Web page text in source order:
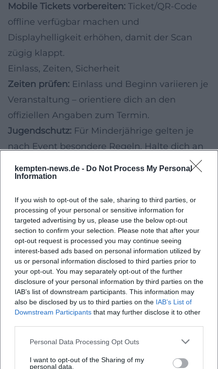
kempten-news.de - Do Not Process My Personal
Information
If you wish to opt-out of the sale, sharing to third parties, or
processing of your personal or sensitive information for
targeted advertising by us, please use the below opt-out
section to confirm your selection. Please note that after your
opt-out request is processed you may continue seeing
interest-based ads based on personal information utilized by
us or personal information disclosed to third parties prior to
your opt-out. You may separately opt-out of the further
disclosure of your personal information by third parties on the
IAB’s list of downstream participants. This information may
also be disclosed by us to third parties on the IAB’s List of
Downstream Participants that may further disclose it to other
Personal Data Processing Opt Outs
I want to opt-out of the Sharing of my
personal data.
Mobile Tickets vorbereiten: Ticket/QR-Code
offline verfügbar machen und
Displayhelligkeit erhöhen, damit der Scan
zügig klappt.
Einlass, Zeiten, Sicherheit
Zeiten prüfen: Einlass und Beginn variieren je
Veranstaltung – orientiere dich an den
offiziellen Angaben zum Termin.
Jugendschutz: Für Minderjährige gelten je
nach Event besondere Regeln. Halte dich an
die veröffentlichten Einlassbedingungen und
bringe erforderliche Dokumente mit.
Gehörschutz sinnvoll; trinke ausreichend
Wasser und plane Pausen ein.
Barrierefreiheit und Anreise
Barrierefreiheit:Verbindliche Infos (Zugänge,
Plätze, Services) stehen in den Eventdetails
der jeweiligen Location/Veranstalter.
Zu Fuß/ÖPNV:Viele zentrale Spots sind
fußläufig erreichbar; für späte Rückfahrten
Plane Zeit für Parksuche bzw.
nutze ausgewiesene Parkhäuser in der